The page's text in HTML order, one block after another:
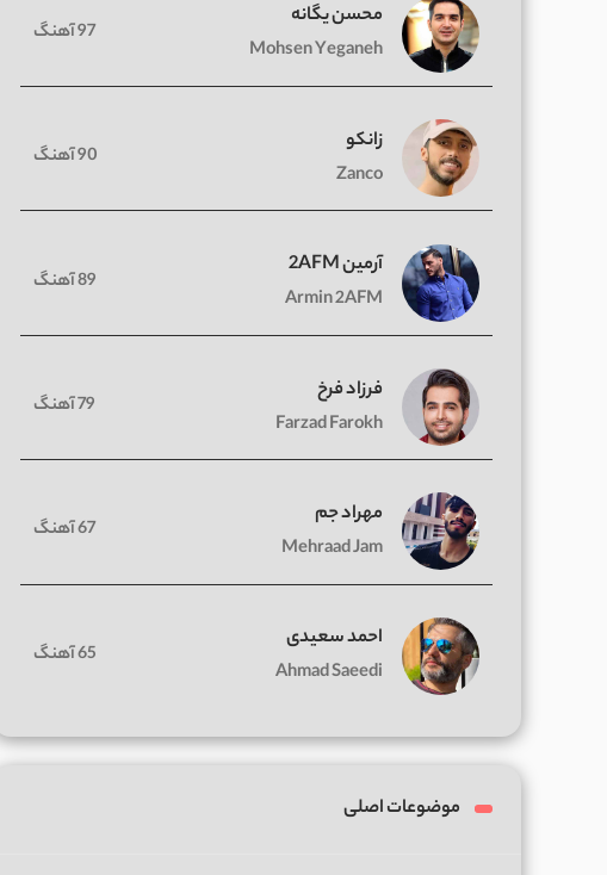
محسن یگانه
Mohsen Yeganeh
97 آهنگ
زانکو
Zanco
90 آهنگ
آرمین 2AFM
Armin 2AFM
89 آهنگ
فرزاد فرخ
Farzad Farokh
79 آهنگ
مهراد جم
Mehraad Jam
67 آهنگ
احمد سعیدی
Ahmad Saeedi
65 آهنگ
موضوعات اصلی